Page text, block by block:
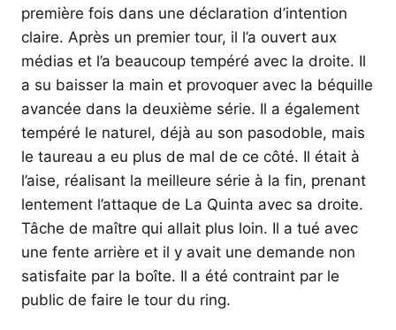
première fois dans une déclaration d’intention
claire. Après un premier tour, il l’a ouvert aux
médias et l’a beaucoup tempéré avec la droite. Il
a su baisser la main et provoquer avec la béquille
avancée dans la deuxième série. Il a également
tempéré le naturel, déjà au son pasodoble, mais
le taureau a eu plus de mal de ce côté. Il était à
l’aise, réalisant la meilleure série à la fin, prenant
lentement l’attaque de La Quinta avec sa droite.
Tâche de maître qui allait plus loin. Il a tué avec
une fente arrière et il y avait une demande non
satisfaite par la boîte. Il a été contraint par le
public de faire le tour du ring.